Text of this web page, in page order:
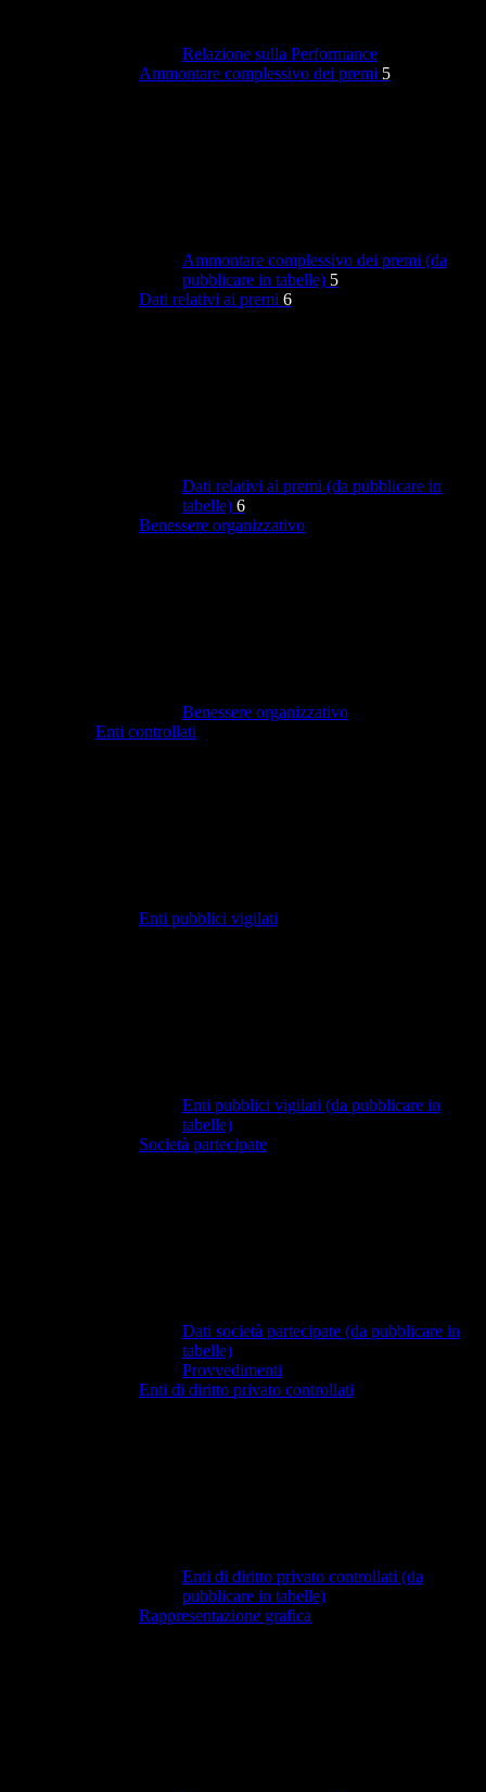
Relazione sulla Performance
Ammontare complessivo dei premi 5
Ammontare complessivo dei premi (da
pubblicare in tabelle) 5
Dati relativi ai premi 6
Dati relativi ai premi (da pubblicare in
tabelle) 6
Benessere organizzativo
Benessere organizzativo
Enti controllati
Enti pubblici vigilati
Enti pubblici vigilati (da pubblicare in
tabelle)
Società partecipate
Dati società partecipate (da pubblicare in
tabelle)
Provvedimenti
Enti di diritto privato controllati
Enti di diritto privato controllati (da
pubblicare in tabelle)
Rappresentazione grafica